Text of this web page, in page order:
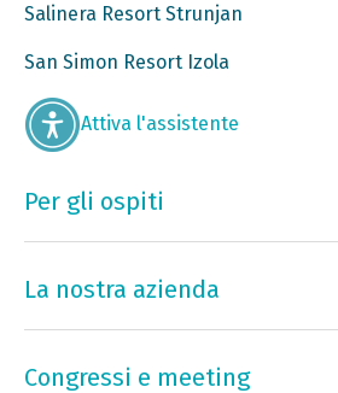
Salinera Resort Strunjan
San Simon Resort Izola
Attiva l'assistente
Per gli ospiti
La nostra azienda
Congressi e meeting